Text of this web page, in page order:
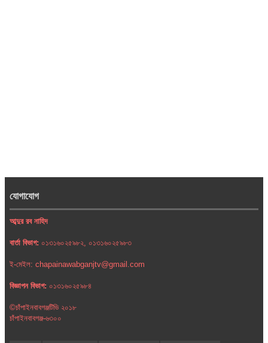
যোগাযোগ
আব্দুর রব নাহিদ
বার্তা বিভাগ: ০১৩১৬০২৫৯৮২, ০১৩১৬০২৫৯৮৩
ই-মেইল: chapainawabganjtv@gmail.com
বিজ্ঞাপন বিভাগ: ০১৩১৬০২৫৯৮৪
©চাঁপাইনবাবগঞ্জটিভি ২০১৮
চাঁপাইনবাবগঞ্জ-৬৩০০